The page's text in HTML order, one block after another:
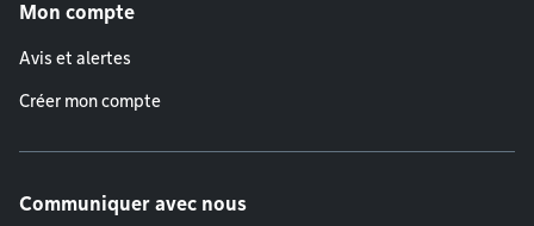
Mon compte
Avis et alertes
Créer mon compte
Communiquer avec nous